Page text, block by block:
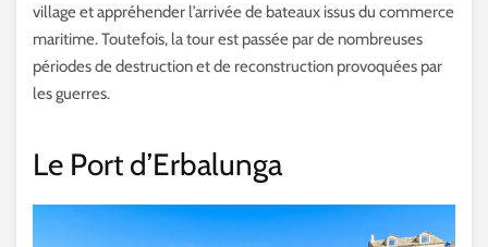
village et appréhender l’arrivée de bateaux issus du commerce
maritime. Toutefois, la tour est passée par de nombreuses
périodes de destruction et de reconstruction provoquées par
les guerres.
Le Port d’Erbalunga